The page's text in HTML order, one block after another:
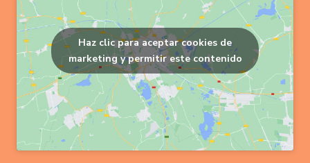
Haz clic para aceptar cookies de
marketing y permitir este contenido